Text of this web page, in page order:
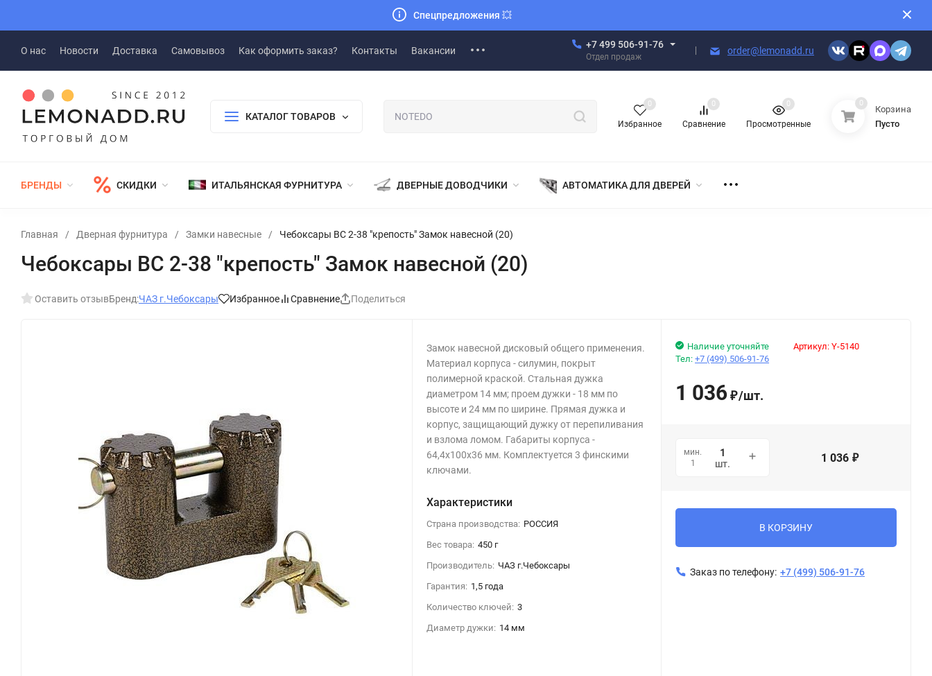
Спецпредложения 💥
О нас Новости Доставка Самовывоз Как оформить заказ? Контакты Вакансии
+7 499 506-91-76
Отдел продаж
order@lemonadd.ru
КАТАЛОГ ТОВАРОВ
Избранное
0
Сравнение
0
Просмотренные
0 0
Корзина
Пусто
БРЕНДЫ СКИДКИ ИТАЛЬЯНСКАЯ ФУРНИТУРА ДВЕРНЫЕ ДОВОДЧИКИ АВТОМАТИКА ДЛЯ ДВЕРЕЙ
Главная / Дверная фурнитура / Замки навесные / Чебоксары ВС 2-38 "крепость" Замок навесной (20)
Чебоксары ВС 2-38 "крепость" Замок навесной (20)
Оставить отзывБренд:ЧАЗ г.Чебоксары Избранное Сравнение Поделиться
Замок навесной дисковый общего применения.
Материал корпуса - силумин, покрыт
полимерной краской. Стальная дужка
диаметром 14 мм; проем дужки - 18 мм по
высоте и 24 мм по ширине. Прямая дужка и
корпус, защищающий дужку от перепиливания
и взлома ломом. Габариты корпуса -
64,4х100х36 мм. Комплектуется 3 финскими
ключами.
Характеристики
Страна производства: РОССИЯ
Вес товара: 450 г
Производитель: ЧАЗ г.Чебоксары
Гарантия: 1,5 года
Количество ключей: 3
Диаметр дужки: 14 мм
Артикул: Y-5140
Наличие уточняйте
Тел:+7 (499) 506-91-76
1 036 ₽/шт.
мин.
1
шт. 1 036 ₽
В КОРЗИНУ
Заказ по телефону: +7 (499) 506-91-76